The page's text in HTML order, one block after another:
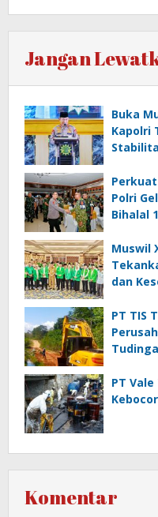
Jangan
Buka
Kapolri
Polri
Bihalal
Muswil
dan
PT TIS
PT
Komentar